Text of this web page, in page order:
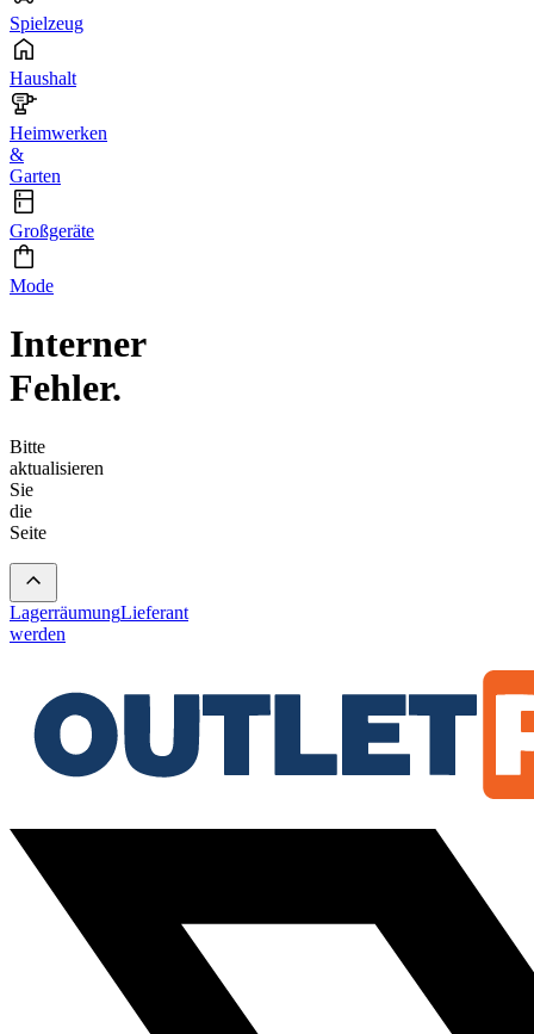
Spielzeug
Haushalt
Heimwerken
&
Garten
Großgeräte
Mode
Interner
Fehler.
Bitte
aktualisieren
Sie
die
Seite
LagerräumungLieferant
werden